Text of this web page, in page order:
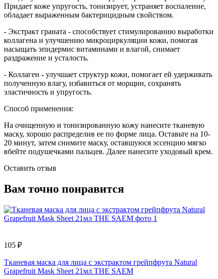
Придает коже упругость, тонизирует, устраняет воспаление,
обладает выраженным бактерицидным свойством.
- Экстракт граната - способствует стимулированию выработки
коллагена и улучшению микроциркуляции кожи, помогая
насыщать эпидермис витаминами и влагой, снимает
раздражение и усталость.
- Коллаген - улучшает структур кожи, помогает ей удерживать
полученную влагу, избавиться от морщин, сохранять
эластичность и упругость.
Способ применения:
На очищенную и тонизированную кожу нанесите тканевую
маску, хорошо распределив ее по форме лица. Оставьте на 10-
20 минут, затем снимите маску, оставшуюся эссенцию мягко
вбейте подушечками пальцев. Далее нанесите уходовый крем.
Оставить отзыв
Вам точно понравится
105 ₽
Тканевая маска для лица с экстрактом грейпфрута Natural
Grapefruit Mask Sheet 21мл THE SAEM